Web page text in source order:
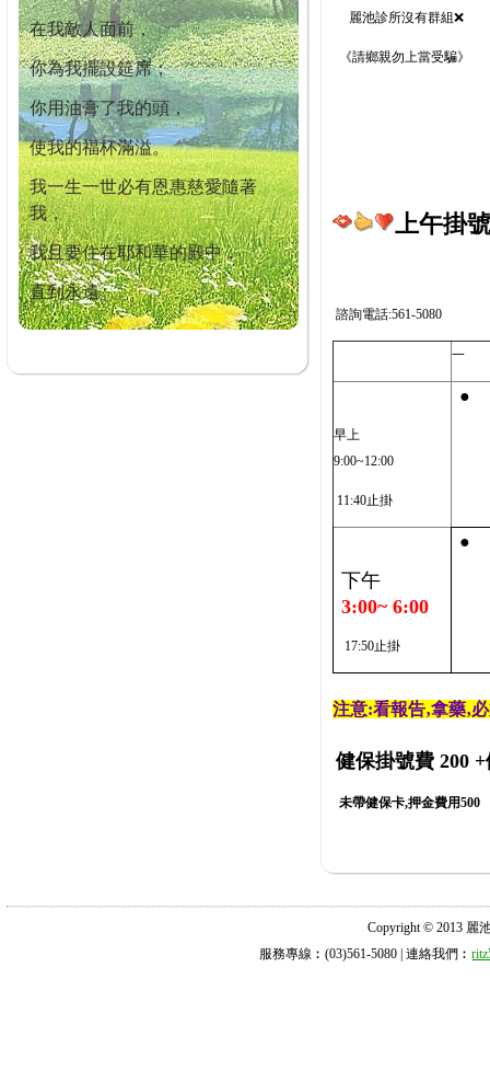
在我敵人面前，
你為我擺設筵席；
你用油膏了我的頭，
使我的福杯滿溢。
我一生一世必有恩惠慈愛隨著
我，
我且要住在耶和華的殿中，
直到永遠。
麗池診所沒有群組❌
《請鄉親勿上當受騙》
上午掛
諮詢電話:561-5080
一
早上
9:00~12:00
11:40止掛
●
下午
3:00~ 6:00
17:50止掛
●
注意:看報告‚拿藥‚
健保掛號費 200 +
未帶健保卡,押金費用500
Copyright © 2013 麗
服務專線︰(03)561-5080 | 連絡我們︰